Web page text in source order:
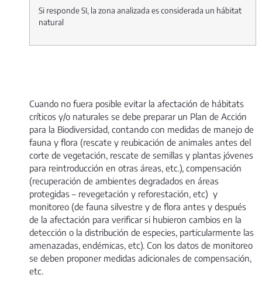
Si responde SI, la zona analizada es considerada un hábitat
natural
Cuando no fuera posible evitar la afectación de hábitats
críticos y/o naturales se debe preparar un Plan de Acción
para la Biodiversidad, contando con medidas de manejo de
fauna y flora (rescate y reubicación de animales antes del
corte de vegetación, rescate de semillas y plantas jóvenes
para reintroducción en otras áreas, etc.), compensación
(recuperación de ambientes degradados en áreas
protegidas – revegetación y reforestación, etc) y
monitoreo (de fauna silvestre y de flora antes y después
de la afectación para verificar si hubieron cambios en la
detección o la distribución de especies, particularmente las
amenazadas, endémicas, etc). Con los datos de monitoreo
se deben proponer medidas adicionales de compensación,
etc.